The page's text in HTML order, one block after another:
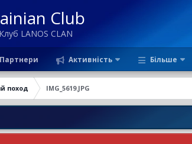
Club
LANOS CLAN
Партнери Активність Більше
поход IMG_5619.JPG